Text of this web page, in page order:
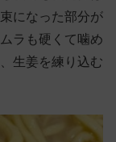
になった部分が
ラも硬くて噛め
生姜を練り込む